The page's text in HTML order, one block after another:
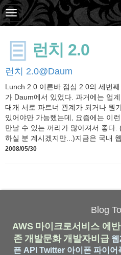
런치 2.0
런치 2.0@Daum
Lunch 2.0 이른바 점심 2.0의 세번
가 Daum에서 있었다. 과거에는 업
대개 서로 파트너 관계가 되거나 뭔
있어야만 가능했는데, 요즘에는 이
만날 수 있는 꺼리가 많아져서 좋다
하실 분 계시겠지만...)지금은 국내 웹
2008/05/30
Blog
AWS 마이크로서비스 에
존 개발문화 개발자비급
픈 API Twitter 아이폰 파이어